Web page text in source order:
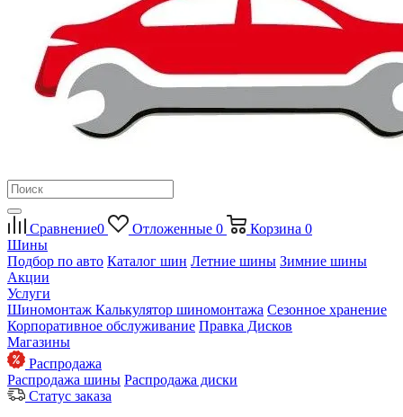
Сравнение0 Отложенные 0 Корзина 0
Шины
Подбор по авто Каталог шин Летние шины Зимние шины
Акции
Услуги
Шиномонтаж Калькулятор шиномонтажа Сезонное хранение
Корпоративное обслуживание Правка Дисков
Магазины
Распродажа
Распродажа шины Распродажа диски
Статус заказа